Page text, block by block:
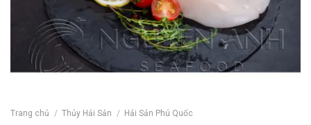
Trang chủ / Thủy Hải Sản / Hải Sản Phú Quốc